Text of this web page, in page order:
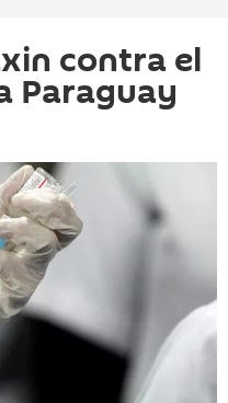
contra el
Paraguay